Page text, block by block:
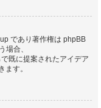
であり著作権は phpBB
場合、
既に提案されたアイデア
ます。